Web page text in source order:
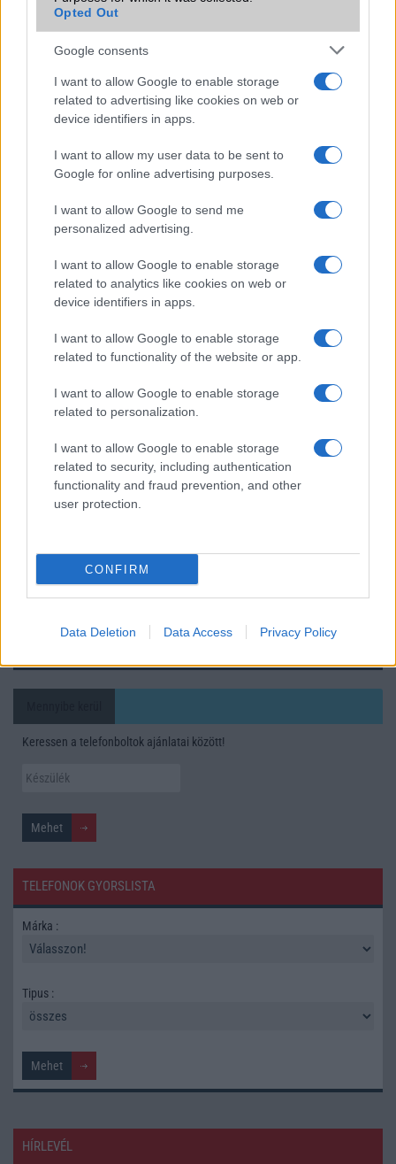
Opted Out
Google consents
I want to allow Google to enable storage
related to advertising like cookies on web or
device identifiers in apps.
I want to allow my user data to be sent to
Google for online advertising purposes.
I want to allow Google to send me
personalized advertising.
I want to allow Google to enable storage
related to analytics like cookies on web or
device identifiers in apps.
I want to allow Google to enable storage
related to functionality of the website or app.
I want to allow Google to enable storage
related to personalization.
I want to allow Google to enable storage
related to security, including authentication
functionality and fraud prevention, and other
user protection.
CONFIRM
Data Deletion Data Access Privacy Policy
Max – új szivárgás érkezett
Új AirPods béta frissítést adott ki az Apple – ezek a
Hatalmas megújulás jöhet az iPad mininél – OLED
kijelzővel és új funkciókkal érkezhet
További hírek
LEGOLVASOTTABBAK
Számos népszerű Samsung Galaxy készülék kimarad a One
UI 9 frissítésből – itt a lista az érintett modellekről
iPhone 18 bemutató dátum - ekkor rántja le a leplet az
Apple az új csúcsmobilokról
észrevétlenül könnyíti meg a mindennapokat
mobilhasználatot – sokan mégsem tudnak róla
Nem biztos, hogy érdemes kivárni az iPhone 18 Prot
A Galaxy S25 is megkaphatja a Galaxy S26 egyik legjobb
Élőképeken a Dark Cherry színű iPhone 18 Pro Max!
Itt a vég a Galaxy S23 széria számára: a One UI 9 lehet az
Keressen a telefonboltok ajánlatai között!
TELEFONOK GYORSLISTA
Márka :
Tipus :
HÍRLEVÉL